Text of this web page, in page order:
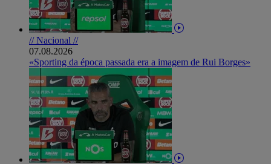
// Nacional //
07.08.2026
«Sporting da época passada era a imagem de Rui Borges»